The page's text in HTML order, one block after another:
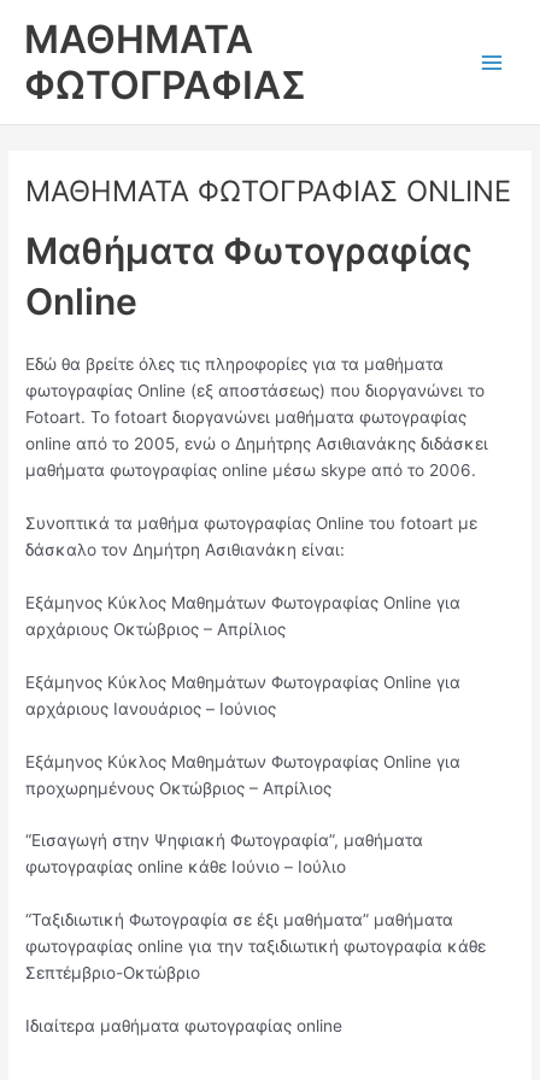
ΜΑΘΗΜΑΤΑ
ΦΩΤΟΓΡΑΦΙΑΣ
ΜΑΘΗΜΑΤΑ ΦΩΤΟΓΡΑΦΙΑΣ ONLINE
Μαθήματα Φωτογραφίας
Online
Εδώ θα βρείτε όλες τις πληροφορίες για τα μαθήματα
φωτογραφίας Online (εξ αποστάσεως) που διοργανώνει το
Fotoart. To fotoart διοργανώνει μαθήματα φωτογραφίας
online από το 2005, ενώ ο Δημήτρης Ασιθιανάκης διδάσκει
μαθήματα φωτογραφίας online μέσω skype από το 2006.
Συνοπτικά τα μαθήμα φωτογραφίας Online του fotoart με
δάσκαλο τον Δημήτρη Ασιθιανάκη είναι:
Εξάμηνος Κύκλος Μαθημάτων Φωτογραφίας Online για
αρχάριους Οκτώβριος – Απρίλιος
Εξάμηνος Κύκλος Μαθημάτων Φωτογραφίας Online για
αρχάριους Ιανουάριος – Ιούνιος
Εξάμηνος Κύκλος Μαθημάτων Φωτογραφίας Online για
προχωρημένους Οκτώβριος – Απρίλιος
“Εισαγωγή στην Ψηφιακή Φωτογραφία”, μαθήματα
φωτογραφίας online κάθε Ιούνιο – Ιούλιο
“Ταξιδιωτική Φωτογραφία σε έξι μαθήματα” μαθήματα
φωτογραφίας online για την ταξιδιωτική φωτογραφία κάθε
Σεπτέμβριο-Οκτώβριο
Ιδιαίτερα μαθήματα φωτογραφίας online